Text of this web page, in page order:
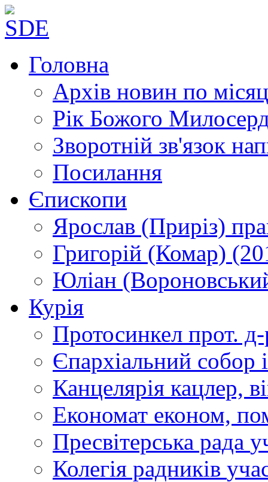
Головна
Архів новин по
Рік Божого
Зворотній зв'язок
Посилання
Єпископи
Ярослав (Приріз)
Григорій (Комар)
Юліан
Курія
Протосинкел прот.
Єпархіальний собор
Канцелярія кацлер,
Економат економ,
Пресвітерська рада
Колегія радників